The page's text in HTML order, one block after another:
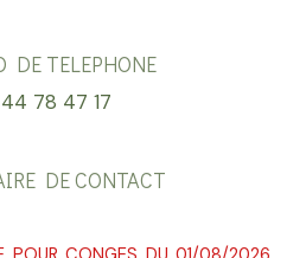
DE TELEPHONE
78 47 17
DE CONTACT